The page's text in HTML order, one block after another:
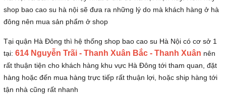
shop bao cao su hà nội sẽ đưa ra những lý do mà khách hàng ở hà
đông nên mua sản phẩm ở shop
Tại quận Hà Đông thì hệ thống shop bao cao su Hà Nội có cơ sở 1
tại: 614 Nguyễn Trãi - Thanh Xuân Bắc - Thanh Xuân nên
rất thuận tiện cho khách hàng khu vực Hà Đông tới tham quan, đặt
hàng hoặc đến mua hàng trực tiếp rất thuận lợi, hoặc ship hàng tới
tận nhà cũng rất nhanh